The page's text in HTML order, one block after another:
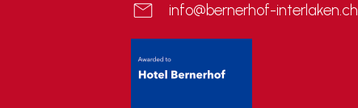
info@bernerhof-interlaken.ch